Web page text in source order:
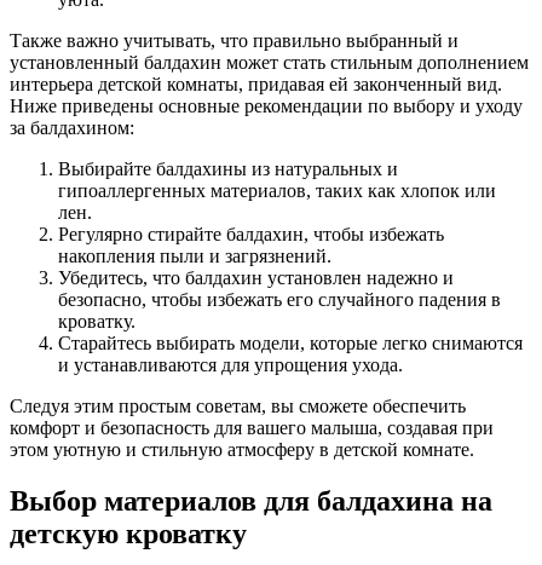
Также важно учитывать, что правильно выбранный и
установленный балдахин может стать стильным дополнением
интерьера детской комнаты, придавая ей законченный вид.
Ниже приведены основные рекомендации по выбору и уходу
за балдахином:
Выбирайте балдахины из натуральных и
гипоаллергенных материалов, таких как хлопок или
лен.
Регулярно стирайте балдахин, чтобы избежать
накопления пыли и загрязнений.
Убедитесь, что балдахин установлен надежно и
безопасно, чтобы избежать его случайного падения в
кроватку.
Старайтесь выбирать модели, которые легко снимаются
и устанавливаются для упрощения ухода.
Следуя этим простым советам, вы сможете обеспечить
комфорт и безопасность для вашего малыша, создавая при
этом уютную и стильную атмосферу в детской комнате.
Выбор материалов для балдахина на
детскую кроватку